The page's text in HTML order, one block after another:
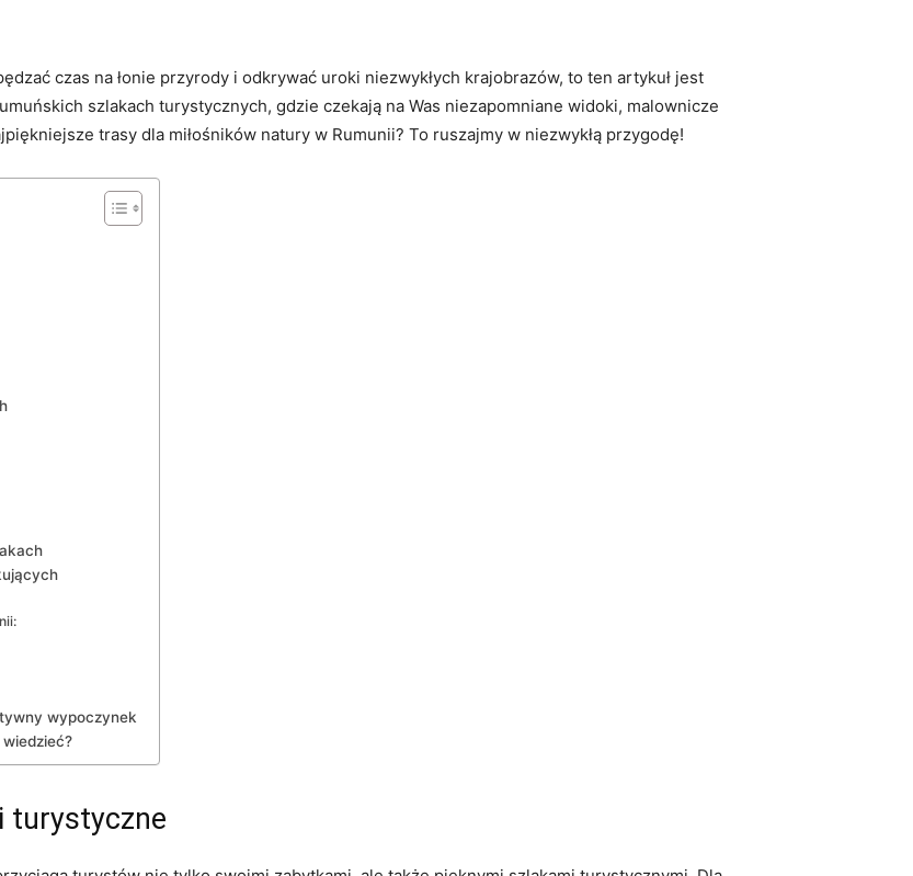
czas na łonie przyrody i⁤ odkrywać⁤ uroki⁣ niezwykłych ⁢krajobrazów, to ten artykuł jest
szlakach turystycznych, gdzie ⁤czekają na Was niezapomniane widoki, malownicze
trasy dla miłośników natury w⁣ Rumunii? To ruszajmy‌ w niezwykłą ⁤przygodę!
wypoczynek
turystyczne